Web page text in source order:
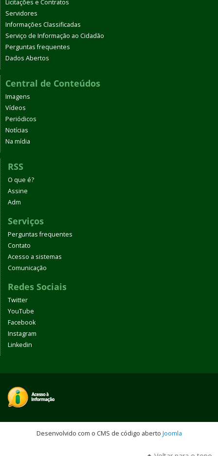
Licitações e Contratos
Servidores
Informações Classificadas
Serviço de Informação ao Cidadão
Perguntas frequentes
Dados Abertos
Central de Conteúdos
Imagens
Vídeos
Periódicos
Notícias
Na mídia
RSS
O que é?
Assine
Adm
Serviços
Perguntas frequentes
Contato
Acesso a sistemas
Comunicação
Redes Sociais
Twitter
YouTube
Facebook
Instagram
Linkedin
Desenvolvido com o CMS de código aberto Joomla